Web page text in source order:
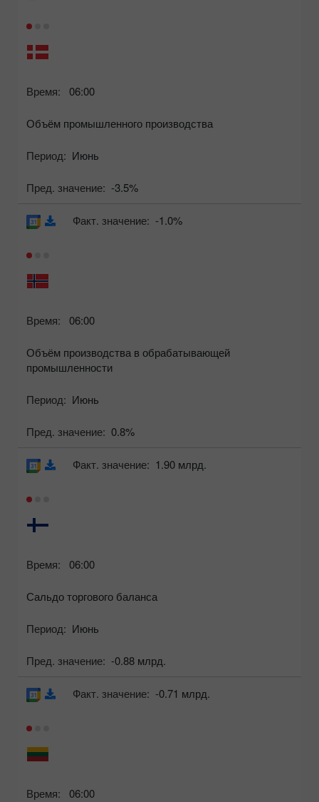
Время: 06:00
Объём промышленного производства
Период: Июнь
Пред. значение: -3.5%
Время: 06:00
Объём производства в обрабатывающей
промышленности
Период: Июнь
Пред. значение: 0.8%
Факт. значение: -1.0%
Время: 06:00
Сальдо торгового баланса
Период: Июнь
Пред. значение: -0.88 млрд.
Факт. значение: 1.90 млрд.
Время: 06:00
Факт. значение: -0.71 млрд.